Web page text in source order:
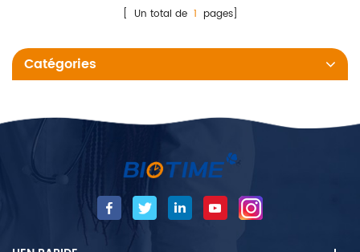
proBNP de Biotime détecte la
le sang total humain, le sérum
et le plasma.
[ Un total de 1 pages]
Catégories